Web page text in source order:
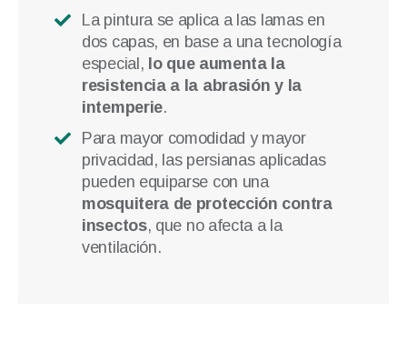
La pintura se aplica a las lamas en
dos capas, en base a una tecnología
especial, lo que aumenta la
resistencia a la abrasión y la
intemperie.
Para mayor comodidad y mayor
privacidad, las persianas aplicadas
pueden equiparse con una
mosquitera de protección contra
insectos, que no afecta a la
ventilación.